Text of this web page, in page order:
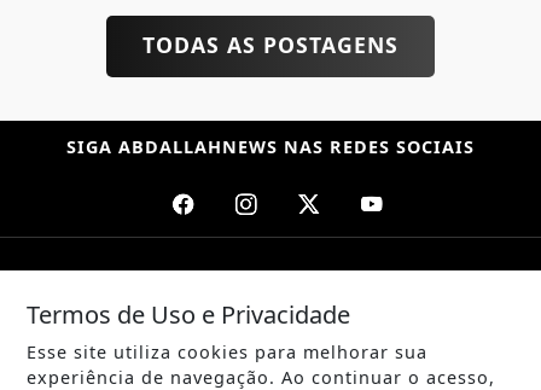
TODAS AS POSTAGENS
SIGA ABDALLAHNEWS NAS REDES SOCIAIS
POLÍTICA
MUNDO
Termos de Uso e Privacidade
Esse site utiliza cookies para melhorar sua
experiência de navegação. Ao continuar o acesso,